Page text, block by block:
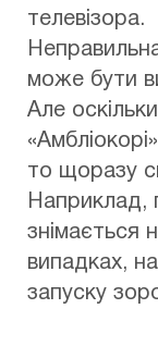
телевізора.
може бути
Але
то щоразу
Наприклад,
знімається
випадках,
запуску